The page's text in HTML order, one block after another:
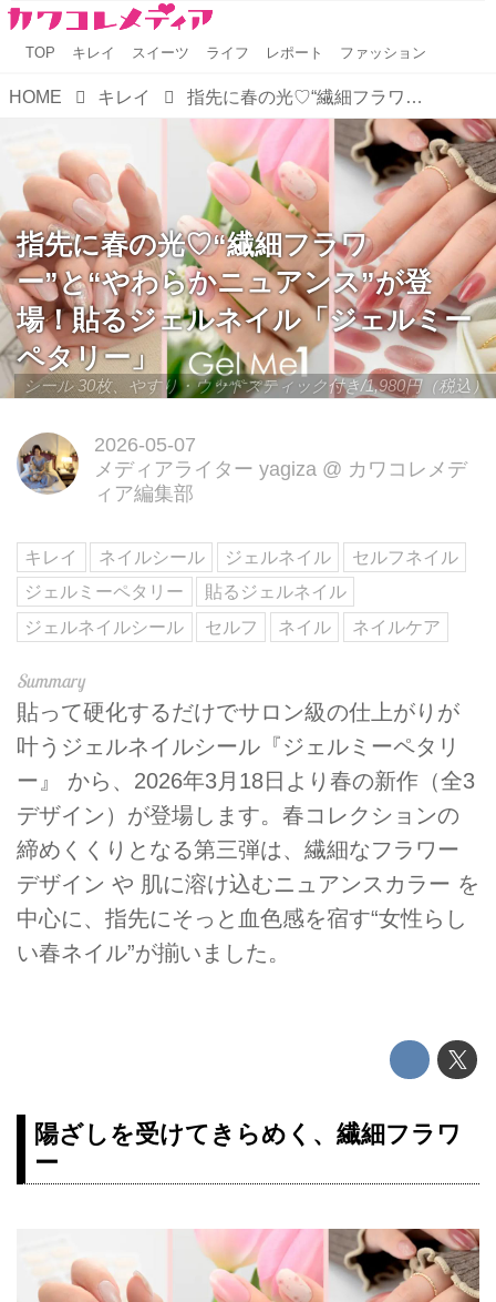
TOP キレイ スイーツ ライフ レポート ファッション
HOME キレイ 指先に春の光♡“繊細フラワー”と“やわらかニュアンス”が登場！貼るジェルネイル「ジェルミーペタリー」
シール 30枚、やすり・ウッドスティック付き/1,980円（税込）
指先に春の光♡“繊細フラワ
ー”と“やわらかニュアンス”が登
場！貼るジェルネイル「ジェルミー
ペタリー」
2026-05-07
メディアライター yagiza @ カワコレメデ
ィア編集部
キレイ ネイルシール ジェルネイル
セルフネイル
ジェルミーペタリー
貼るジェルネイル
ジェルネイルシール
セルフ ネイル ネイルケア
貼って硬化するだけでサロン級の仕上がりが
叶うジェルネイルシール『ジェルミーペタリ
ー』 から、2026年3月18日より春の新作（全3
デザイン）が登場します。春コレクションの
締めくくりとなる第三弾は、繊細なフラワー
デザイン や 肌に溶け込むニュアンスカラー を
中心に、指先にそっと血色感を宿す“女性らし
い春ネイル”が揃いました。
陽ざしを受けてきらめく、繊細フラワ
ー